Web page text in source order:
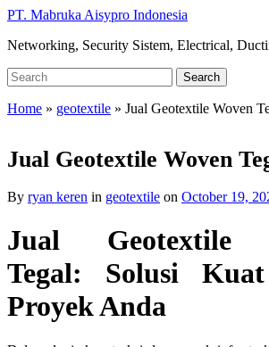
Skip
main
PT. Mabruka Aisypro Indonesia
Networking, Security Sistem, Electrical,
Search
for:
Search
Home » geotextile » Jual Geotextile Woven
Jual Geotextile Woven
By ryan keren in geotextile on October 19,
Jual Geotextile
Tegal: Solusi
Proyek Anda